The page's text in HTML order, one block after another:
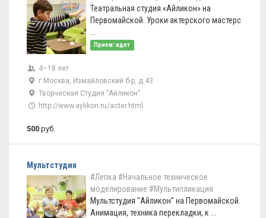
Театральная студия «Айликон» на
Первомайской. Уроки актерского мастерс
Прием: идет
4–18 лет
г Москва, Измайловский б-р, д 43
Творческая Студия "Айликон"
http://www.aylikon.ru/acter.html
500 руб.
Мультстудия
#Лепка #Начальное техническое
моделирование #Мультипликация
Мультстудия "Айликон" на Первомайской.
Анимация, техника перекладки, к ...